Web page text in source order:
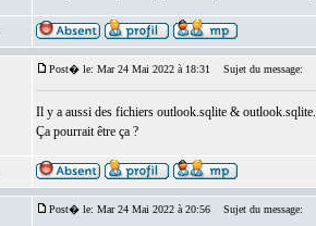
Post� le: Mar 24 Mai 2022 à 18:31 Sujet du message:
Il y a aussi des fichiers outlook.sqlite &
Ça pourrait être ça ?
Post� le: Mar 24 Mai 2022 à 20:56 Sujet du message: